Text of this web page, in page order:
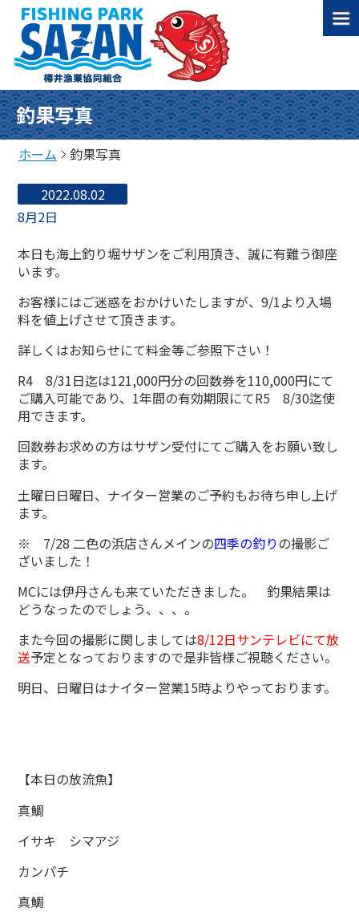
釣果写真
ホーム 釣果写真
2022.08.02
8月2日
本日も海上釣り堀サザンをご利用頂き、誠に有難う御座
います。
お客様にはご迷惑をおかけいたしますが、9/1より入場
料を値上げさせて頂きます。
詳しくはお知らせにて料金等ご参照下さい！
R4 8/31日迄は121,000円分の回数券を110,000円にて
ご購入可能であり、1年間の有効期限にてR5 8/30迄使
用できます。
回数券お求めの方はサザン受付にてご購入をお願い致し
ます。
土曜日日曜日、ナイター営業のご予約もお待ち申し上げ
ます。
※ 7/28 二色の浜店さんメインの四季の釣りの撮影ご
ざいました！
MCには伊丹さんも来ていただきました。 釣果結果は
どうなったのでしょう、、、。
また今回の撮影に関しましては8/12日サンテレビにて放
送予定となっておりますので是非皆様ご視聴ください。
明日、日曜日はナイター営業15時よりやっております。
【本日の放流魚】
真鯛
イサキ シマアジ
カンパチ
真鯛